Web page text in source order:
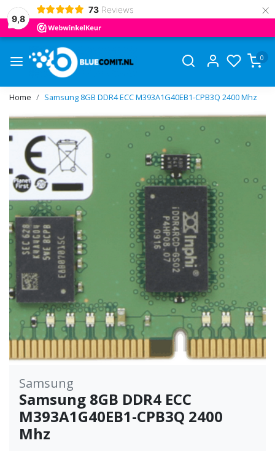
9,8
73 Reviews ×
0
Home Samsung 8GB DDR4 ECC M393A1G40EB1-CPB3Q 2400 Mhz
Samsung
Samsung 8GB DDR4 ECC
M393A1G40EB1-CPB3Q 2400
Mhz